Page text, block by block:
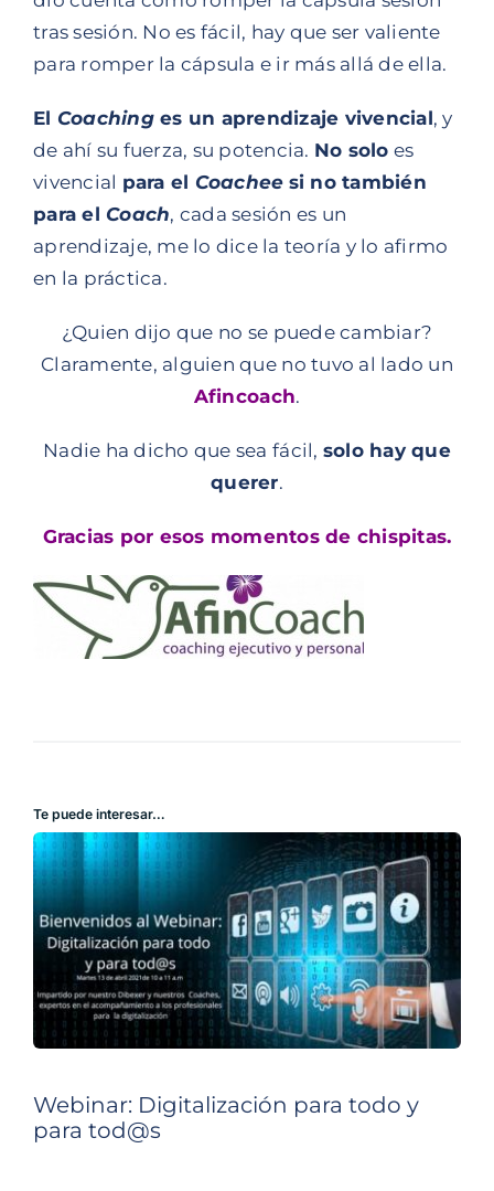
tras sesión. No es fácil, hay que ser valiente
para romper la cápsula e ir más allá de ella.
El Coachinges un aprendizaje vivencial, y
de ahí su fuerza, su potencia. No solo es
vivencial para el Coachee si no también
para el Coach, cada sesión es un
aprendizaje, me lo dice la teoría y lo afirmo
en la práctica.
¿Quien dijo que no se puede cambiar?
Claramente, alguien que no tuvo al lado un
Afincoach.
Nadie ha dicho que sea fácil, solo hay que
querer.
Gracias por esos momentos de chispitas.
Te puede interesar…
Webinar: Digitalización para todo y
para tod@s